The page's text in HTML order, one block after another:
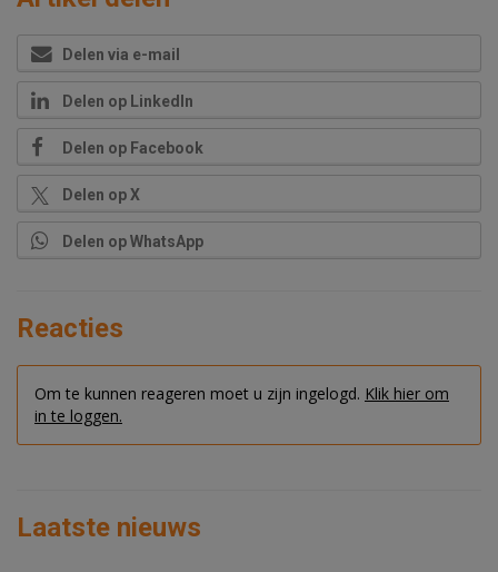
Delen via e-mail
Delen op LinkedIn
Delen op Facebook
Delen op X
Delen op WhatsApp
Reacties
Om te kunnen reageren moet u zijn ingelogd. Klik hier om
in te loggen.
Laatste nieuws